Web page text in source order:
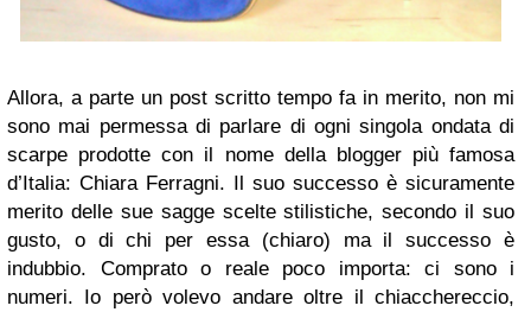
Allora, a parte un post scritto tempo fa in merito, non mi
sono mai permessa di parlare di ogni singola ondata di
scarpe prodotte con il nome della blogger più famosa
d’Italia: Chiara Ferragni. Il suo successo è sicuramente
merito delle sue sagge scelte stilistiche, secondo il suo
gusto, o di chi per essa (chiaro) ma il successo è
indubbio. Comprato o reale poco importa: ci sono i
numeri. Io però volevo andare oltre il chiacchereccio,